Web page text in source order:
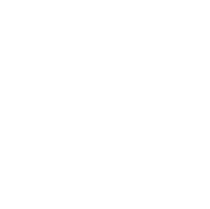
dal nostro negozio online,
completato l’acquisto; o (d)
il diritto di utilizzare il
dalla data stabilita da tale
qualunque sia la data
dispone di un abbonamento a
il Servizio terminerà
termine del Periodo del
dispone di un abbonamento
a meno che non annulli il